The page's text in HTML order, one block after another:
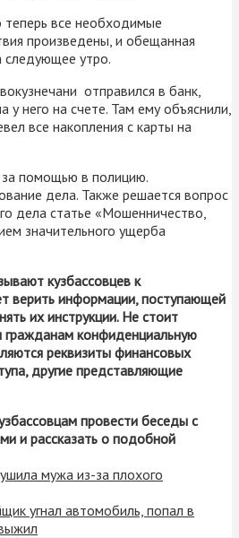
теперь все необходимые
произведены, и обещанная
следующее утро.
отправился в банк,
у него на счете. Там ему объяснили,
все накопления с карты на
помощью в полицию.
дела. Также решается вопрос
дела статье «Мошенничество,
значительного ущерба
кузбассовцев к
верить информации, поступающей
их инструкции. Не стоит
гражданам конфиденциальную
реквизиты финансовых
другие представляющие
провести беседы с
и рассказать о подобной
мужа из-за плохого
угнал автомобиль, попал в